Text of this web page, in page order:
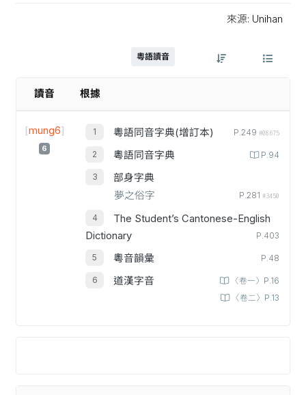
來源: Unihan
粵語讀音
讀音 根據
[mung6]
6
粵語同音字典(增訂本) P.249 #08675
粵語同音字典 P.94
部身字典
夢之俗字
P.281 #3450
The Student’s Cantonese-English
Dictionary
P.403
粵音韻彙 P.48
道漢字音
〈卷一〉P.16
〈卷二〉P.13